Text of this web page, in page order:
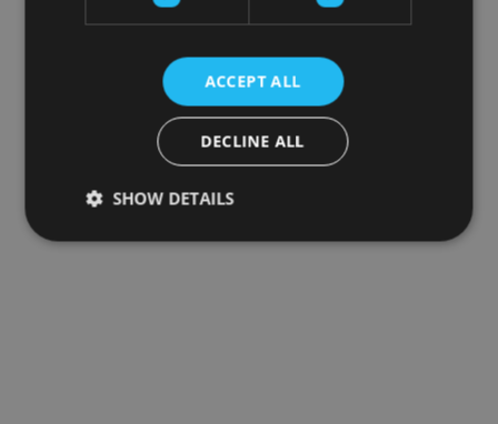
ACCEPT ALL
DECLINE ALL
SHOW DETAILS